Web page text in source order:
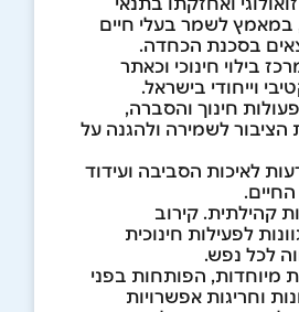
במאמץ לשמר בעלי חיים
בסכנת הכחדה.
בילוי חינוכי וכאתר
וייחודי בישראל.
חינוך והסברה,
לשמירה ולהגנה על
לאיכות הסביבה ועידוד
קהילתית. קירוב
לפעילות חינוכית
לכל נפש.
מיוחדות, הפותחות בפני
וחריגות אפשרויות